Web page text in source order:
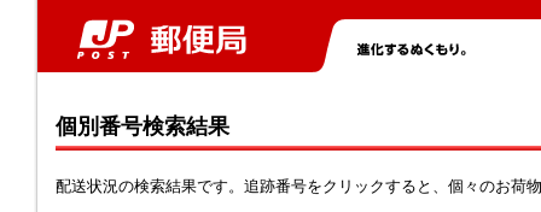
個別番号検索結果
配送状況の検索結果です。追跡番号をクリックすると、個々のお荷